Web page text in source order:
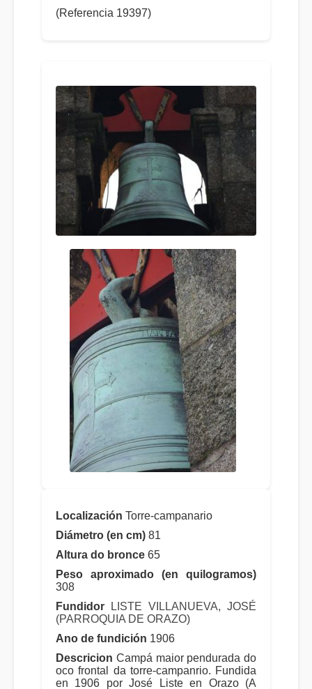
(Referencia 19397)
Localización Torre-campanario
Diámetro (en cm) 81
Altura do bronce 65
Peso aproximado (en quilogramos)
308
Fundidor
LISTE VILLANUEVA, JOSÉ
(PARROQUIA DE ORAZO)
Ano de fundición 1906
Descricion Campá maior pendurada do
oco frontal da torre-campanrio. Fundida
en 1906 por José Liste en Orazo (A